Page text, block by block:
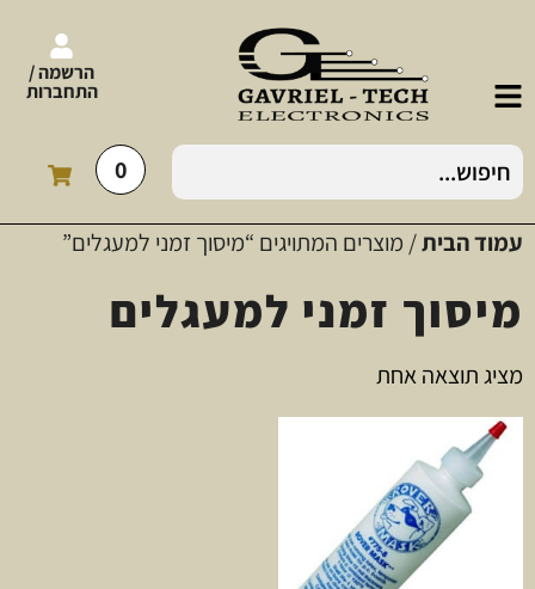
הרשמה /
התחברות
0
עמוד הבית/ מוצרים המתויגים “מיסוך זמני למעגלים”
מיסוך זמני למעגלים
מציג תוצאה אחת